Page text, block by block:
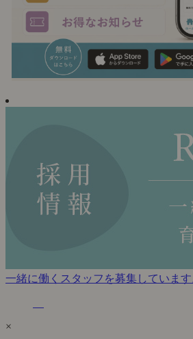
一緒に働くスタッフを募集しています
×